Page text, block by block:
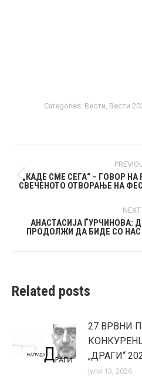
Categories: Вести Вести
navigation
„КАДЕ СМЕ СЕГА“ – ГОВОР
СВЕЧЕНОТО ОТВОРАЊЕ НА
NEXT
АНАСТАСИЈА ЃУРЧИНОВА:
ПРОДОЛЖИ ДА БИДЕ СО НАС
Related posts
27 ВРВНИ
„ДРАГИ“
јули 13, 2026